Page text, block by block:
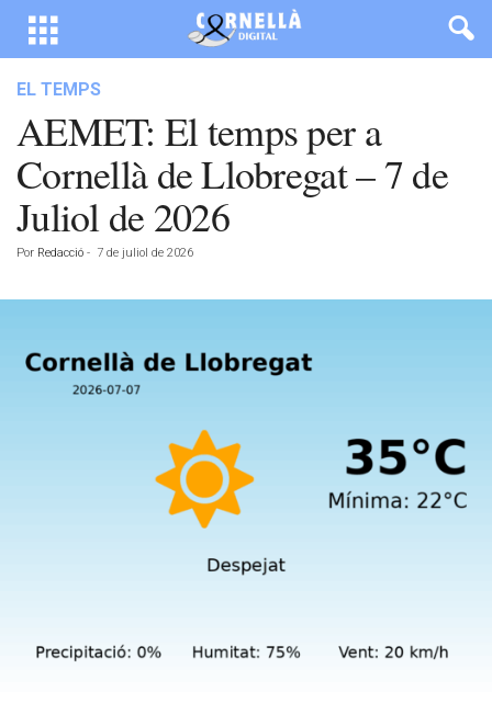
EL TEMPS
AEMET: El temps per a
Cornellà de Llobregat – 7 de
Juliol de 2026
Por Redacció - 7 de juliol de 2026